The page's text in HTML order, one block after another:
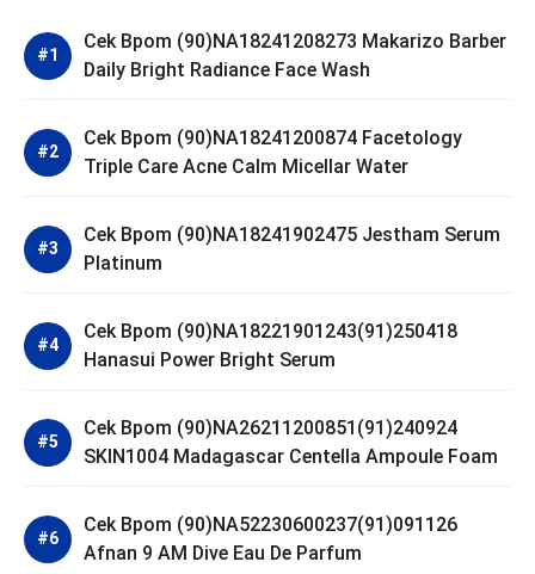
Cek Bpom (90)NA18241208273 Makarizo Barber
Daily Bright Radiance Face Wash
Cek Bpom (90)NA18241200874 Facetology
Triple Care Acne Calm Micellar Water
Cek Bpom (90)NA18241902475 Jestham Serum
Platinum
Cek Bpom (90)NA18221901243(91)250418
Hanasui Power Bright Serum
Cek Bpom (90)NA26211200851(91)240924
SKIN1004 Madagascar Centella Ampoule Foam
Cek Bpom (90)NA52230600237(91)091126
Afnan 9 AM Dive Eau De Parfum